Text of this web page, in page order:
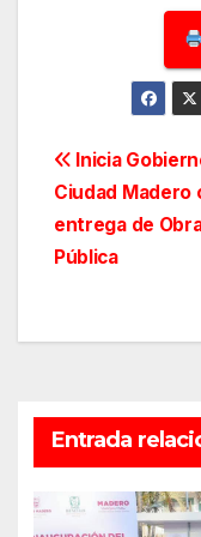
de
entradas
Inicia
Ciudad Madero
entrega de
Pública
Entrada